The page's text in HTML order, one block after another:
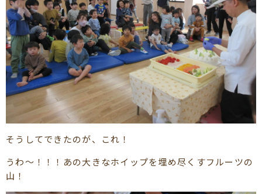
そうしてできたのが、これ！
うわ～！！！あの大きなホイップを埋め尽くすフルーツの
山！